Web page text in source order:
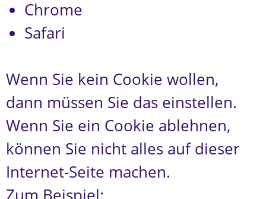
Chrome
Safari
Wenn Sie kein Cookie wollen,
dann müssen Sie das einstellen.
Wenn Sie ein Cookie ablehnen,
können Sie nicht alles auf dieser
Internet-Seite machen.
Zum Beispiel: